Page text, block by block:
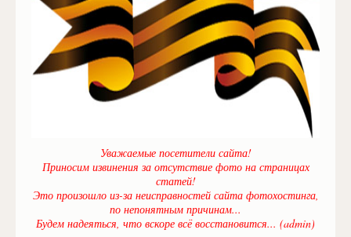
Уважаемые посетители сайта!
Приносим извинения за отсутствие фото на страницах
статей!
Это произошло из-за неисправностей сайта фотохостинга,
по непонятным причинам...
Будем надеяться, что вскоре всё восстановится... (admin)